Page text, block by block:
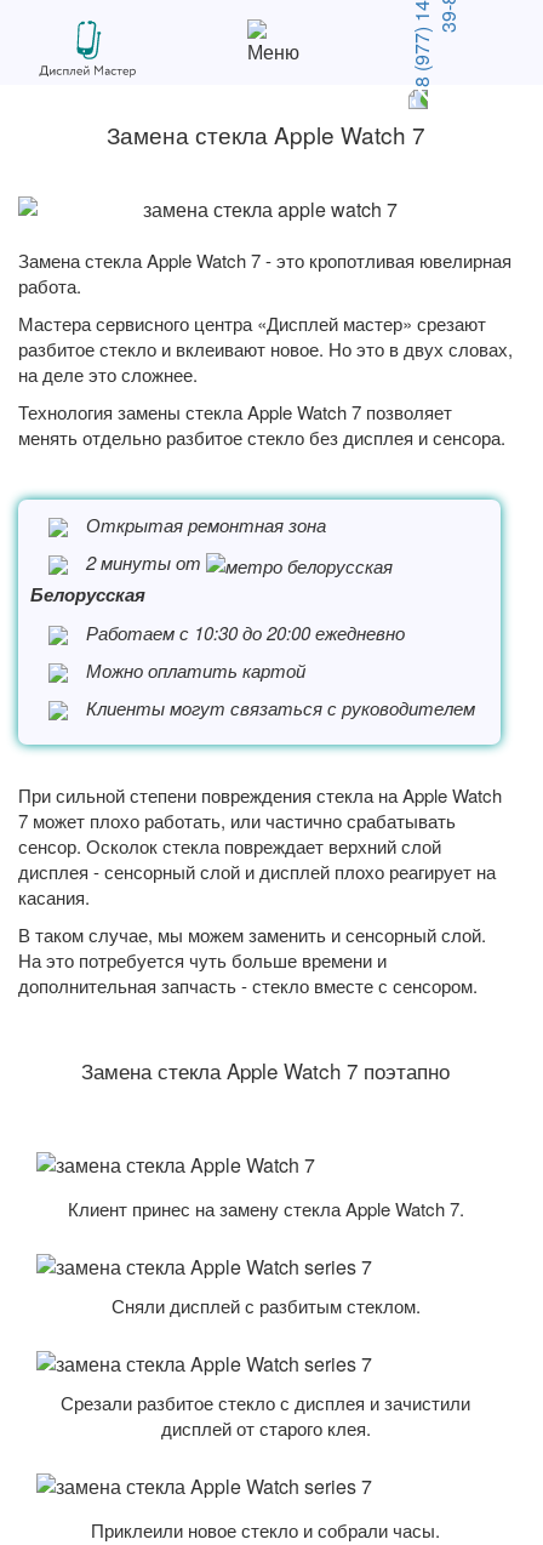
Замена стекла Apple Watch 7
Замена стекла Apple Watch 7 - это кропотливая ювелирная
работа.
Мастера сервисного центра «Дисплей мастер» срезают
разбитое стекло и вклеивают новое. Но это в двух словах,
на деле это сложнее.
Технология замены стекла Apple Watch 7 позволяет
менять отдельно разбитое стекло без дисплея и сенсора.
Открытая ремонтная зона
2 минуты от
Белорусская
Работаем с 10:30 до 20:00 ежедневно
Можно оплатить картой
Клиенты могут связаться с руководителем
При сильной степени повреждения стекла на Apple Watch
7 может плохо работать, или частично срабатывать
сенсор. Осколок стекла повреждает верхний слой
дисплея - сенсорный слой и дисплей плохо реагирует на
касания.
В таком случае, мы можем заменить и сенсорный слой.
На это потребуется чуть больше времени и
дополнительная запчасть - стекло вместе с сенсором.
Замена стекла Apple Watch 7 поэтапно
Клиент принес на замену стекла Apple Watch 7.
Сняли дисплей с разбитым стеклом.
Срезали разбитое стекло с дисплея и зачистили
дисплей от старого клея.
Приклеили новое стекло и собрали часы.